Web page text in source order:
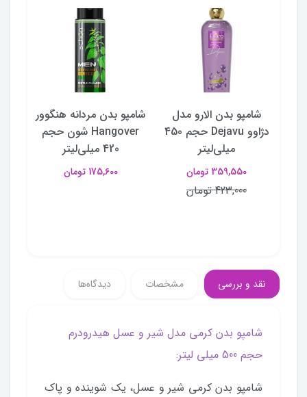
شامپو بدن الارو مدل
دژاوو Dejavu حجم 450
میلی‌لیتر
359,550 تومان
423,000 تومان
شامپو بدن مردانه هنگوور
Hangover شون حجم
420 میلی‌لیتر
175,600 تومان
نقد و بررسی مشخصات دیدگاه‌ها
شامپو بدن کرمی مدل شیر و عسل هیدرودرم
حجم 500 میلی لیتر:
شامپو بدن کرمی شیر و عسل، یک شوینده و پاک